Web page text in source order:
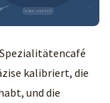
kalibriert, die
und die